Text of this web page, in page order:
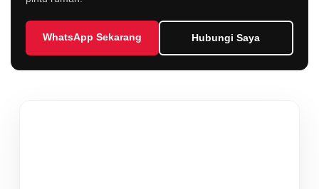
WhatsApp Sekarang Hubungi Saya